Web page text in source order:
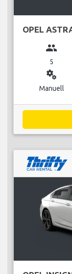
OPEL
group
5
miscellaneous_services
Manuell